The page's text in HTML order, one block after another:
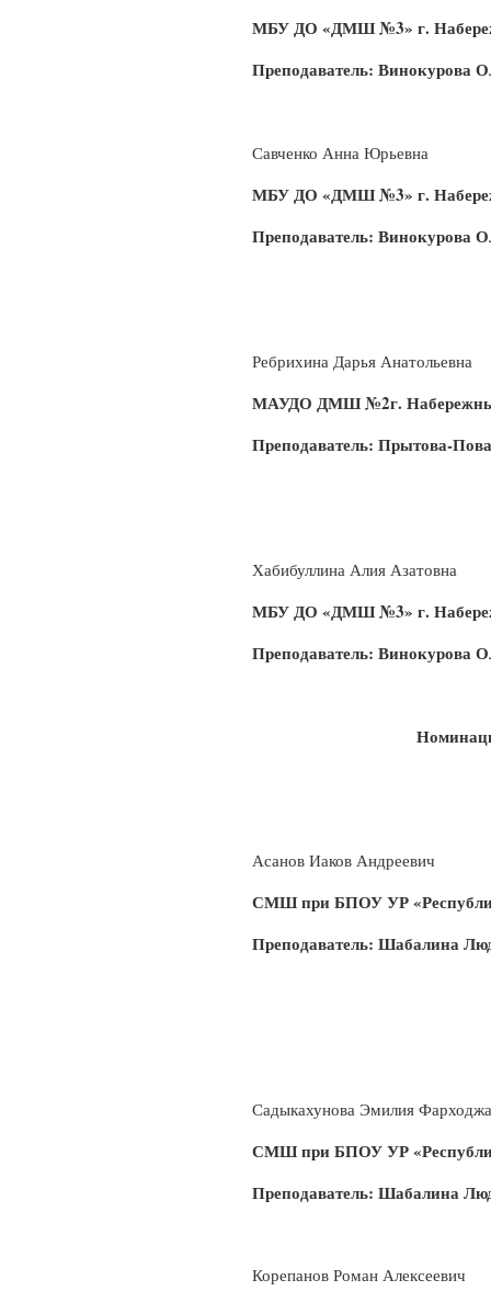
МБУ ДО «ДМШ №3» г.
Преподаватель: Винокурова
Савченко Анна Юрьевна
МБУ ДО «ДМШ №3» г.
Преподаватель: Винокурова
Ребрихина Дарья Анатольевна
МАУДО ДМШ №2г.
Преподаватель: Прытова-
Хабибуллина Алия Азатовна
МБУ ДО «ДМШ №3» г.
Преподаватель: Винокурова
Асанов Иаков Андреевич
СМШ при БПОУ УР
Преподаватель: Шабалина
Садыкахунова Эмилия
СМШ при БПОУ УР
Преподаватель: Шабалина
Корепанов Роман Алексеевич